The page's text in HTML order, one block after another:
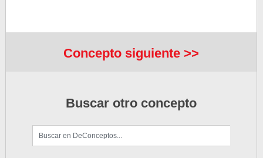
Concepto siguiente >>
Buscar otro concepto